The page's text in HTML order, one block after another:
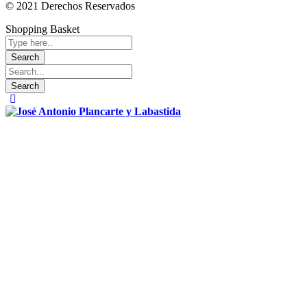
© 2021 Derechos Reservados
Shopping Basket